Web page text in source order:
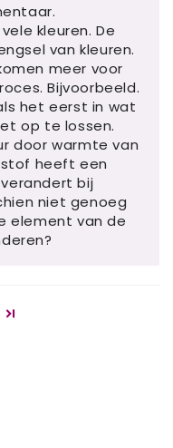
kleuren. De
van kleuren.
meer voor
Bijvoorbeeld.
het eerst in wat
op te lossen.
door warmte van
heeft een
bij
niet genoeg
element van de